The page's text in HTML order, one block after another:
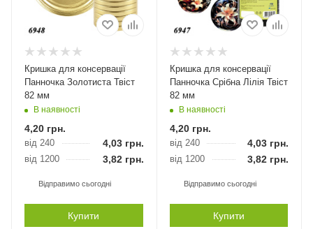
Кришка для консервації
Панночка Золотиста Твіст
82 мм
В наявності
4,20 грн.
від 240 4,03грн.
від 1200 3,82грн.
Відправимо сьогодні
Купити
Кришка для консервації
Панночка Срібна Лілія Твіст
82 мм
В наявності
4,20грн.
від 240 4,03 грн.
від 1200 3,82 грн.
Відправимо сьогодні
Купити